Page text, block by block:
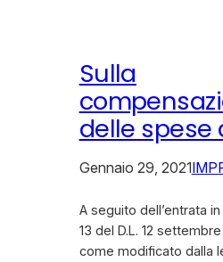
Sulla
delle spese
Gennaio 29, 2021
A seguito dell’entrata
13 del D.L. 12 settembre
come modificato dalla